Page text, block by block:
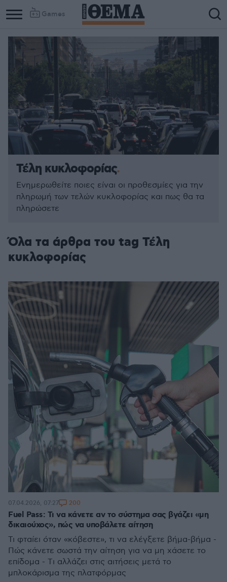
Games
Τέλη κυκλοφορίας
Ενημερωθείτε ποιες είναι οι προθεσμίες για την
πληρωμή των τελών κυκλοφορίας και πως θα τα
πληρώσετε
Όλα τα άρθρα του tag Τέλη
κυκλοφορίας
Fuel Pass: Τι να κάνετε αν το σύστημα σας βγάζει «μη
δικαιούχος», πώς να υποβάλετε αίτηση
Τι φταίει όταν «κόβεστε», τι να ελέγξετε βήμα-βήμα -
Πώς κάνετε σωστά την αίτηση για να μη χάσετε το
επίδομα - Tι αλλάζει στις αιτήσεις μετά το
μπλοκάρισμα της πλατφόρμας
07.04.2026, 07:27 200